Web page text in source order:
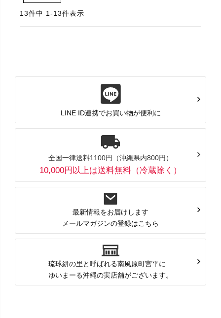
13件中 1 -13件表示
LINE ID連携でお買い物が便利に
全国一律送料1100円（沖縄県内800円）
10,000円以上は送料無料（冷蔵除く）
最新情報をお届けします
メールマガジンの登録はこちら
琉球絣の里と呼ばれる南風原町宮平に
ゆいまーる沖縄の実店舗がございます。